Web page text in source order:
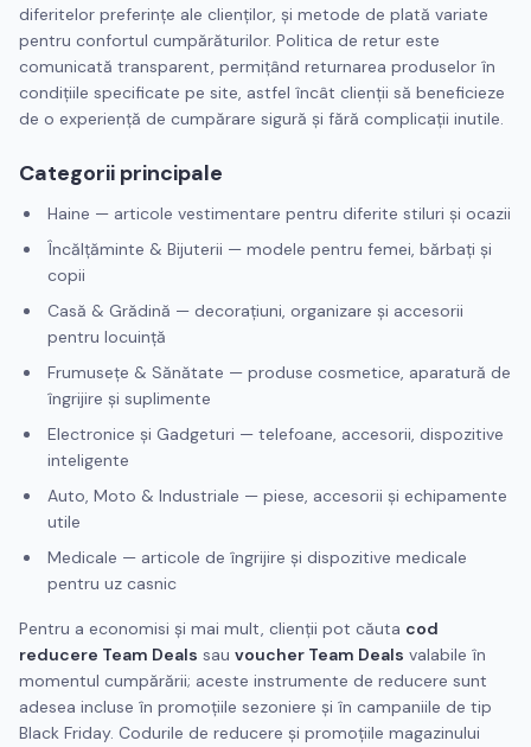
diferitelor preferințe ale clienților, și metode de plată variate
pentru confortul cumpărăturilor. Politica de retur este
comunicată transparent, permițând returnarea produselor în
condițiile specificate pe site, astfel încât clienții să beneficieze
de o experiență de cumpărare sigură și fără complicații inutile.
Categorii principale
Haine — articole vestimentare pentru diferite stiluri și ocazii
Încălțăminte & Bijuterii — modele pentru femei, bărbați și
copii
Casă & Grădină — decorațiuni, organizare și accesorii
pentru locuință
Frumusețe & Sănătate — produse cosmetice, aparatură de
îngrijire și suplimente
Electronice și Gadgeturi — telefoane, accesorii, dispozitive
inteligente
Auto, Moto & Industriale — piese, accesorii și echipamente
utile
Medicale — articole de îngrijire și dispozitive medicale
pentru uz casnic
Pentru a economisi și mai mult, clienții pot căuta cod
reducere Team Deals sau voucher Team Deals valabile în
momentul cumpărării; aceste instrumente de reducere sunt
adesea incluse în promoțiile sezoniere și în campaniile de tip
Black Friday. Codurile de reducere și promoțiile magazinului